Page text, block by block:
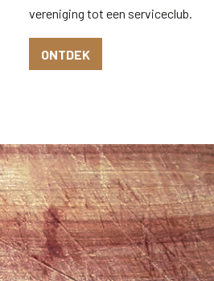
vereniging tot een serviceclub.
ONTDEK